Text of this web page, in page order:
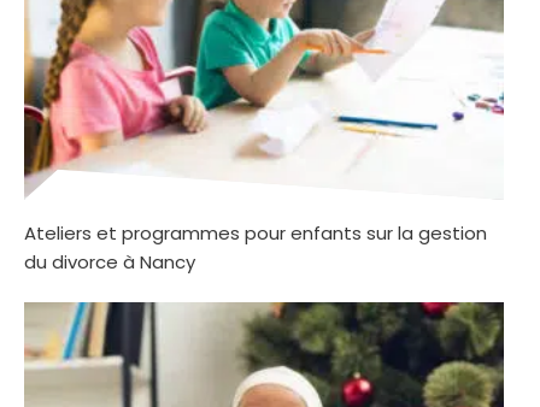
Ateliers et programmes pour enfants sur la gestion
du divorce à Nancy